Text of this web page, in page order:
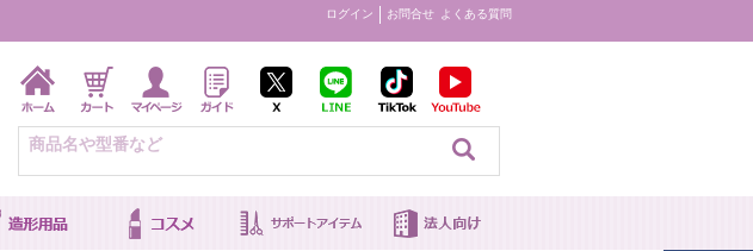
ログイン お問合せ よくある質問
キャラ別おすすめ商品を見る